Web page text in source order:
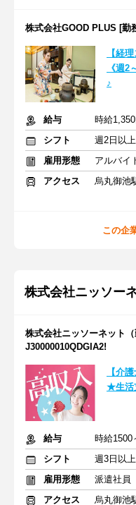
株式会社GOOD PLUS [勤
【経
《週
♪
給与
時給
シフト
週2日以
雇用形態
アルバイ
アクセス
烏丸御池
この企
株式会社ニッソー
株式会社ニッソーネット
J30000010QDGIA2!
【介
★生活
給与
時給1500
シフト
週3日以上
雇用形態
派遣社員
アクセス
烏丸御池